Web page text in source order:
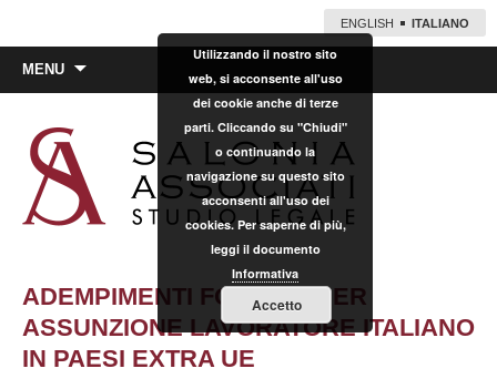
ENGLISH ITALIANO
MENU
ADEMPIMENTI FORMALI PER
ASSUNZIONE LAVORATORE ITALIANO
IN PAESI EXTRA UE
Utilizzando il nostro sito
web, si acconsente all'uso
dei cookie anche di terze
parti. Cliccando su "Chiudi"
o continuando la
navigazione su questo sito
acconsenti all'uso dei
cookies. Per saperne di più,
leggi il documento
Informativa
Accetto